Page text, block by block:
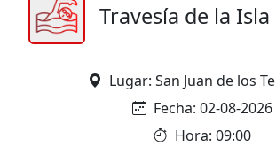
Travesía de la Isla
Lugar: San Juan de los
Fecha: 02-08-2026
Hora: 09:00